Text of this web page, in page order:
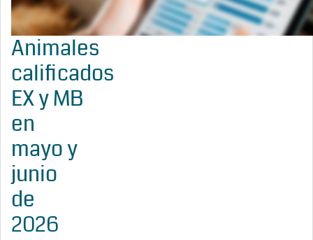
Animales
calificados
EX y MB
en
mayo y
junio
de
2026